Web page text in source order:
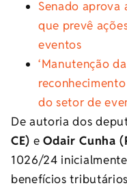
Senado aprova
que prevê
eventos
‘Manutenção
do setor de
De autoria dos
CE) eOdair Cunha
1026/24
benefícios